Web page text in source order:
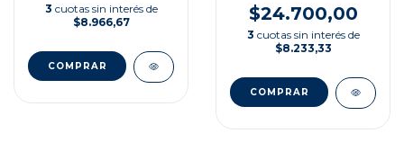
3 cuotas sin interés de
$8.966,67
$24.700,00
3 cuotas sin interés de
$8.233,33